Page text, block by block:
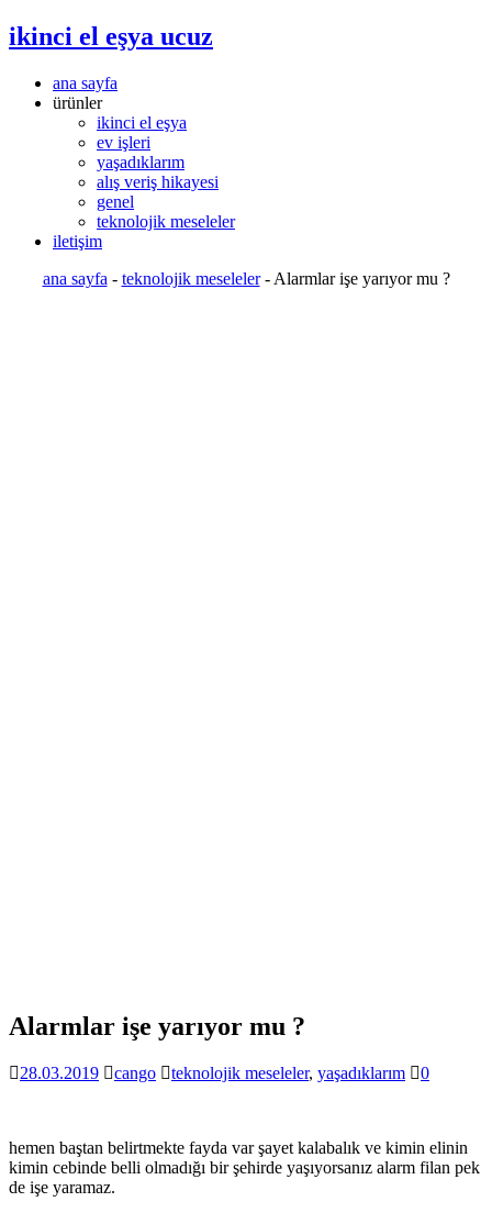
ikinci el eşya ucuz
ana sayfa
ürünler
ikinci el eşya
ev işleri
yaşadıklarım
alış veriş hikayesi
genel
teknolojik meseleler
iletişim
ana sayfa - teknolojik meseleler- Alarmlar işe yarıyor mu ?
Alarmlar işe yarıyor mu ?
28.03.2019 cango teknolojik meseleler, yaşadıklarım 0
hemen baştan belirtmekte fayda var şayet kalabalık ve kimin elinin
kimin cebinde belli olmadığı bir şehirde yaşıyorsanız alarm filan pek
de işe yaramaz.